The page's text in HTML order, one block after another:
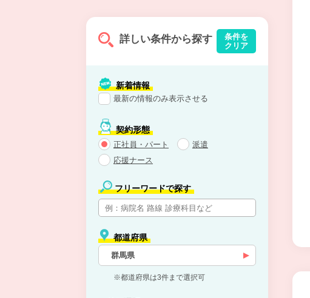
詳しい条件から探す
条件を
クリア
新着情報
最新の情報のみ表示させる
契約形態
正社員・パート
派遣
応援ナース
フリーワードで探す
都道府県
群馬県
※都道府県は3件まで選択可